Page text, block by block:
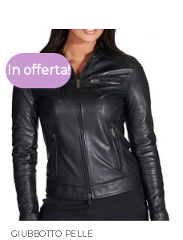
In offerta!
GIUBBOTTO PELLE